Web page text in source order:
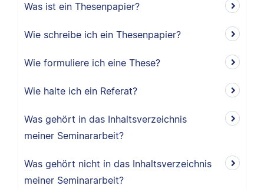
Was ist ein Thesenpapier?
Wie schreibe ich ein Thesenpapier?
Wie formuliere ich eine These?
Wie halte ich ein Referat?
Was gehört in das Inhaltsverzeichnis
meiner Seminararbeit?
Was gehört nicht in das Inhaltsverzeichnis
meiner Seminararbeit?